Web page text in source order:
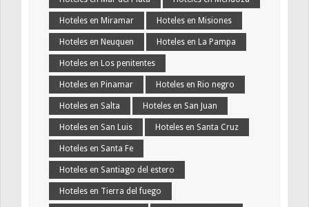
Hoteles en Miramar Hoteles en Misiones
Hoteles en Neuquen Hoteles en La Pampa
Hoteles en Los penitentes
Hoteles en Pinamar Hoteles en Rio negro
Hoteles en Salta Hoteles en San Juan
Hoteles en San Luis Hoteles en Santa Cruz
Hoteles en Santa Fe
Hoteles en Santiago del estero
Hoteles en Tierra del fuego